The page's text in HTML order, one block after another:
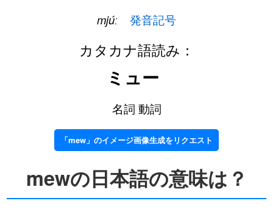
mjúː 発音記号
カタカナ語読み：
ミュー
名詞 動詞
「mew」のイメージ画像生成をリクエスト
mewの日本語の意味は？